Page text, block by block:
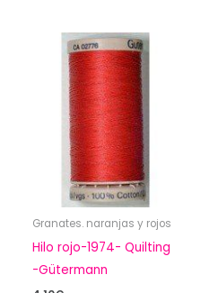
Granates. naranjas y rojos
Hilo rojo-1974- Quilting
-Gütermann